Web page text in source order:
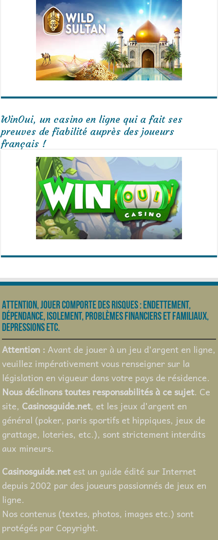
WinOui, un casino en ligne qui a fait ses
preuves de fiabilité auprès des joueurs
français !
Attention, jouer comporte des risques : endettement,
dépendance, isolement, problèmes financiers et familiaux,
depressions etc.
Attention : Avant de jouer à un jeu d'argent en ligne,
veuillez impérativement vous renseigner sur la
législation en vigueur dans votre pays de résidence.
Nous déclinons toutes responsabilités à ce sujet. Ce
site, Casinosguide.net, et les jeux d'argent en
général (poker, paris sportifs et hippiques, jeux de
grattage, loteries, etc.), sont strictement interdits
aux mineurs.
Casinosguide.netest un guide édité sur Internet
depuis 2002 par des joueurs passionnés de jeux en
ligne.
Nos contenus (textes, photos, images etc.) sont
protégés par Copyright.